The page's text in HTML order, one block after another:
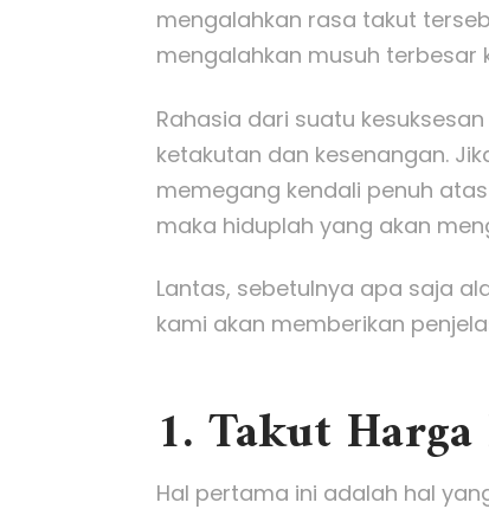
mengalahkan rasa takut
mengalahkan musuh terbesar
Rahasia dari suatu
ketakutan dan kesenangan.
memegang kendali penuh
maka hiduplah yang akan
Lantas, sebetulnya apa saja
kami akan memberikan
1. Takut
Hal pertama ini adalah hal